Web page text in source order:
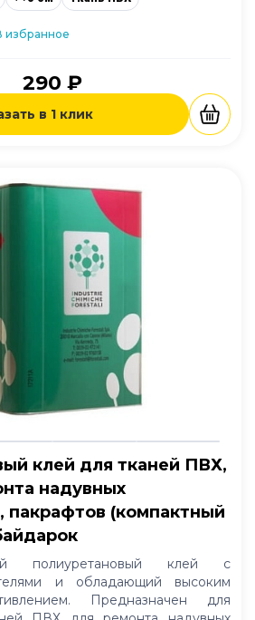
избранное
290 ₽
в 1 клик
клей для тканей ПВХ,
надувных
пакрафтов (компактный
полиуретановый клей с
и обладающий высоким
Предназначен для